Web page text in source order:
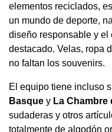
elementos reciclados,
un mundo de deporte,
diseño responsable y el
destacado. Velas, ropa
no faltan los souvenirs.
El equipo tiene incluso
Basque y La Chambre
sudaderas y otros
totalmente de algodón